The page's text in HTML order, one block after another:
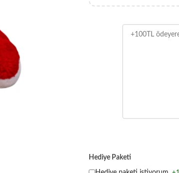
Hediye Paketi